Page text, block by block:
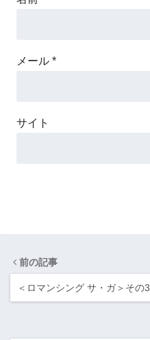
メール *
サイト
前の記事
＜ロマンシング サ・ガ＞その3